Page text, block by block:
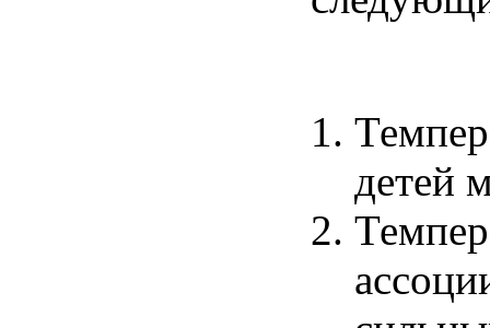
детей